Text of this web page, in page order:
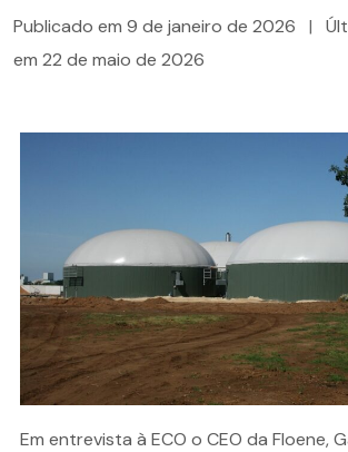
Publicado em 9 de janeiro de 2026 |
em 22 de maio de 2026
Em entrevista à ECO o CEO da Floene,